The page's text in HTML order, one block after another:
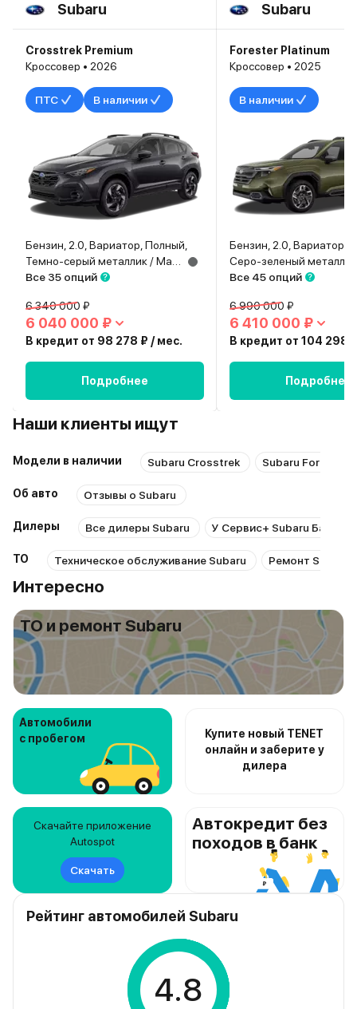
Subaru
Crosstrek Premium
Кроссовер • 2026
ПТС В наличии
Бензин, 2.0, Вариатор, Полный,
Все 35 опций
6 340 000 ₽
6 040 000 ₽
В кредит от 98 278 ₽ / мес.
Подробнее
Subaru
Forester Platinum
Кроссовер • 2025
В наличии
Бензин, 2.0, Вариатор,
Все 45 опций
6 990 000 ₽
6 410 000 ₽
В кредит от 104 298
Подробнее
Наши клиенты ищут
Модели в наличии Subaru Crosstrek Subaru Forester
Об авто Отзывы о Subaru
Дилеры Все дилеры Subaru У Сервис+ Subaru
ТО Техническое обслуживание Subaru Ремонт Subaru
Интересно
ТО и ремонт Subaru
Автомобили
с пробегом
Купите новый TENET
онлайн и заберите у
дилера
Скачайте приложение
Autospot
Скачать
Автокредит без
походов в банк
Рейтинг автомобилей Subaru
4.8